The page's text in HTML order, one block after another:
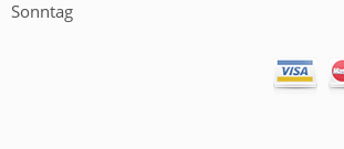
Sonntag